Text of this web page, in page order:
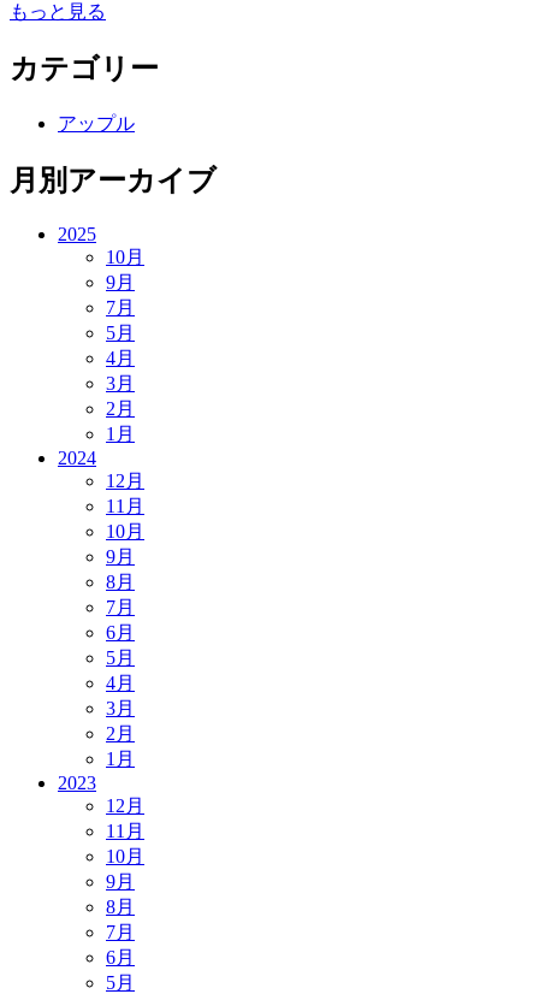
もっと見る
カテゴリー
アップル
月別アーカイブ
2025
10月
9月
7月
5月
4月
3月
2月
1月
2024
12月
11月
10月
9月
8月
7月
6月
5月
4月
3月
2月
1月
2023
12月
11月
10月
9月
8月
7月
6月
5月